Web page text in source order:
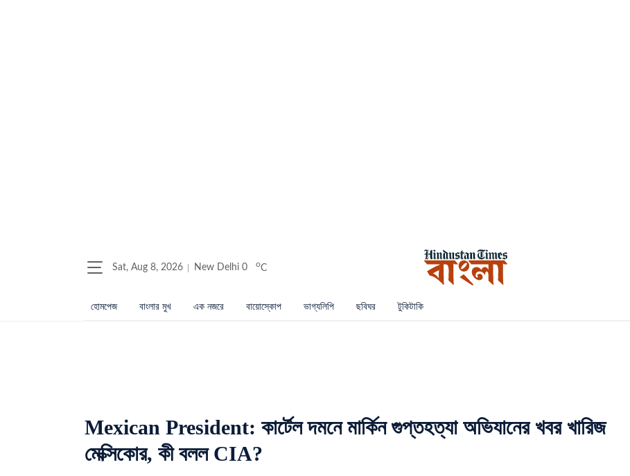
Sat, Aug 8, 2026 New Delhi 0 oC
হোমপেজ বাংলার মুখ এক নজরে বায়োস্কোপ ভাগ্যলিপি ছবিঘর টুকিটাকি
Mexican President: কার্টেল দমনে মার্কিন গুপ্তহত্যা অভিযানের খবর খারিজ
মেক্সিকোর, কী বলল CIA?